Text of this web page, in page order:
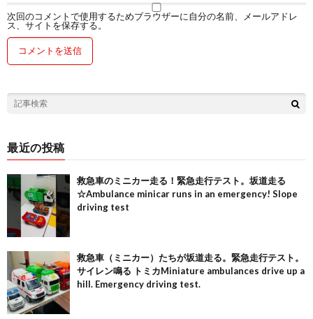
次回のコメントで使用するためブラウザーに自分の名前、メールアドレ
ス、サイトを保存する。
最近の投稿
救急車のミニカー走る！緊急走行テスト。坂道走る
☆Ambulance minicar runs in an emergency! Slope
driving test
救急車（ミニカー）たちが坂道走る。緊急走行テスト。
サイレン鳴る トミカMiniature ambulances drive up a
hill. Emergency driving test.